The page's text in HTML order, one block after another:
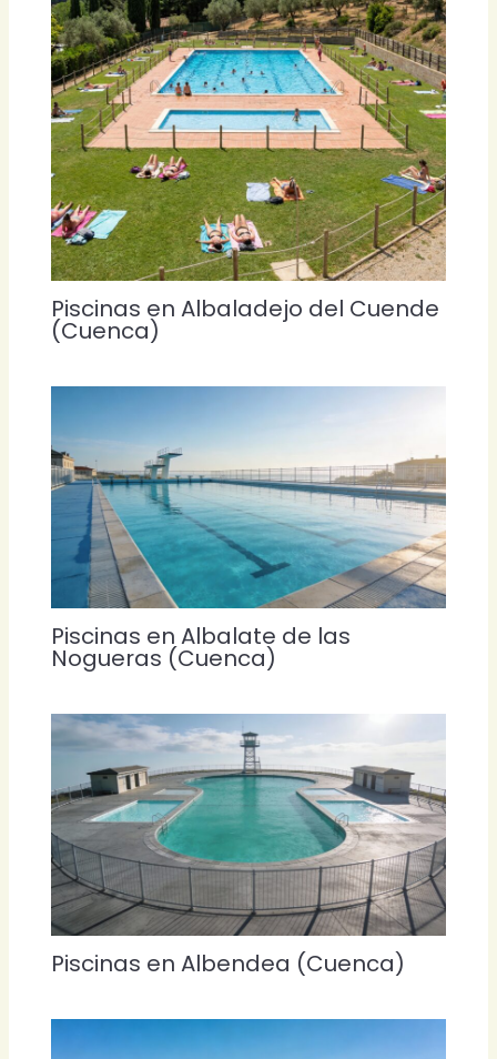
Piscinas en Albaladejo del Cuende
(Cuenca)
Piscinas en Albalate de las
Nogueras (Cuenca)
Piscinas en Albendea (Cuenca)